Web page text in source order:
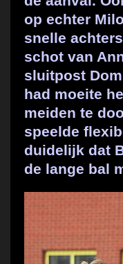
op echter
snelle
schot van
sluitpost
had moeite
meiden te
speelde
duidelijk dat
de lange bal